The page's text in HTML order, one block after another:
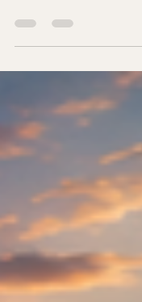
une ambiance
pour partager un verre
fin de journée. Qu'est-
? Un excellent lieu
ingrédients essentiels :
facile d'accès Des